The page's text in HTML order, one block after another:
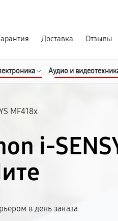
Доставка Отзывы
Аудио и
MF418x
i-
в день заказа